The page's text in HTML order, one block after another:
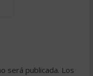
será publicada. Los